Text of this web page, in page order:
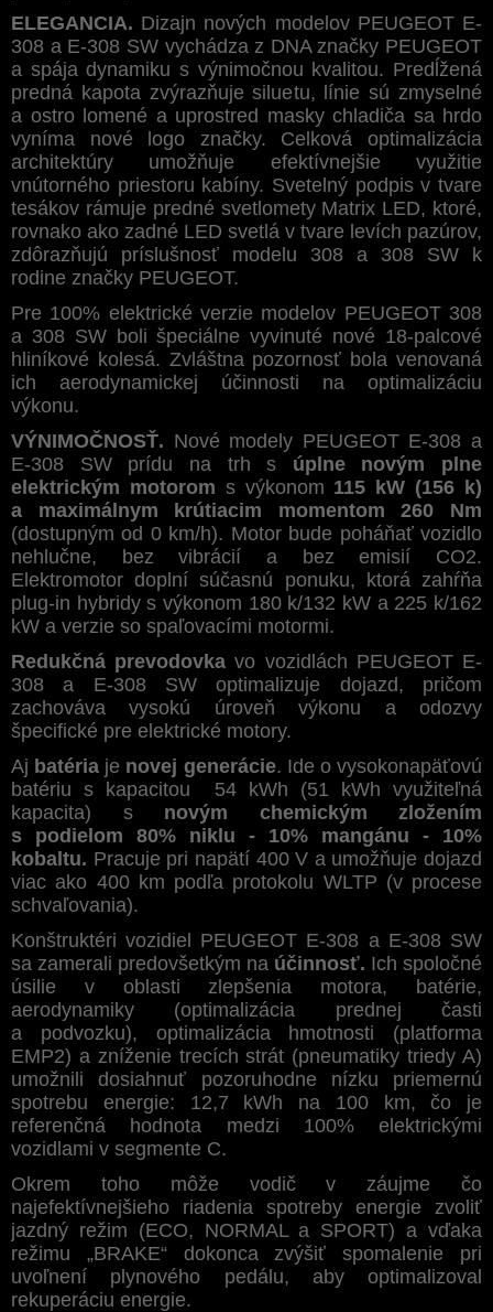
ELEGANCIA. Dizajn nových modelov PEUGEOT E-
308 a E-308 SW vychádza z DNA značky PEUGEOT
a spája dynamiku s výnimočnou kvalitou. Predĺžená
predná kapota zvýrazňuje siluetu, línie sú zmyselné
a ostro lomené a uprostred masky chladiča sa hrdo
vyníma nové logo značky. Celková optimalizácia
architektúry umožňuje efektívnejšie využitie
vnútorného priestoru kabíny. Svetelný podpis v tvare
tesákov rámuje predné svetlomety Matrix LED, ktoré,
rovnako ako zadné LED svetlá v tvare levích pazúrov,
zdôrazňujú príslušnosť modelu 308 a 308 SW k
rodine značky PEUGEOT.
Pre 100% elektrické verzie modelov PEUGEOT 308
a 308 SW boli špeciálne vyvinuté nové 18-palcové
hliníkové kolesá. Zvláštna pozornosť bola venovaná
ich aerodynamickej účinnosti na optimalizáciu
výkonu.
VÝNIMOČNOSŤ. Nové modely PEUGEOT E-308 a
E-308 SW prídu na trh s úplne novým plne
elektrickým motorom s výkonom 115 kW (156 k)
a maximálnym krútiacim momentom 260 Nm
(dostupným od 0 km/h). Motor bude poháňať vozidlo
nehlučne, bez vibrácií a bez emisií CO2.
Elektromotor doplní súčasnú ponuku, ktorá zahŕňa
plug-in hybridy s výkonom 180 k/132 kW a 225 k/162
kW a verzie so spaľovacími motormi.
Redukčná prevodovka vo vozidlách PEUGEOT E-
308 a E-308 SW optimalizuje dojazd, pričom
zachováva vysokú úroveň výkonu a odozvy
špecifické pre elektrické motory.
Aj batéria je novej generácie. Ide o vysokonapäťovú
batériu s kapacitou 54 kWh (51 kWh využiteľná
kapacita) s novým chemickým zložením
s podielom 80% niklu - 10% mangánu - 10%
kobaltu. Pracuje pri napätí 400 V a umožňuje dojazd
viac ako 400 km podľa protokolu WLTP (v procese
schvaľovania).
Konštruktéri vozidiel PEUGEOT E-308 a E-308 SW
sa zamerali predovšetkým na účinnosť. Ich spoločné
úsilie v oblasti zlepšenia motora, batérie,
aerodynamiky (optimalizácia prednej časti
a podvozku), optimalizácia hmotnosti (platforma
EMP2) a zníženie trecích strát (pneumatiky triedy A)
umožnili dosiahnuť pozoruhodne nízku priemernú
spotrebu energie: 12,7 kWh na 100 km, čo je
referenčná hodnota medzi 100% elektrickými
vozidlami v segmente C.
Okrem toho môže vodič v záujme čo
najefektívnejšieho riadenia spotreby energie zvoliť
jazdný režim (ECO, NORMAL a SPORT) a vďaka
režimu „BRAKE“ dokonca zvýšiť spomalenie pri
uvoľnení plynového pedálu, aby optimalizoval
rekuperáciu energie.